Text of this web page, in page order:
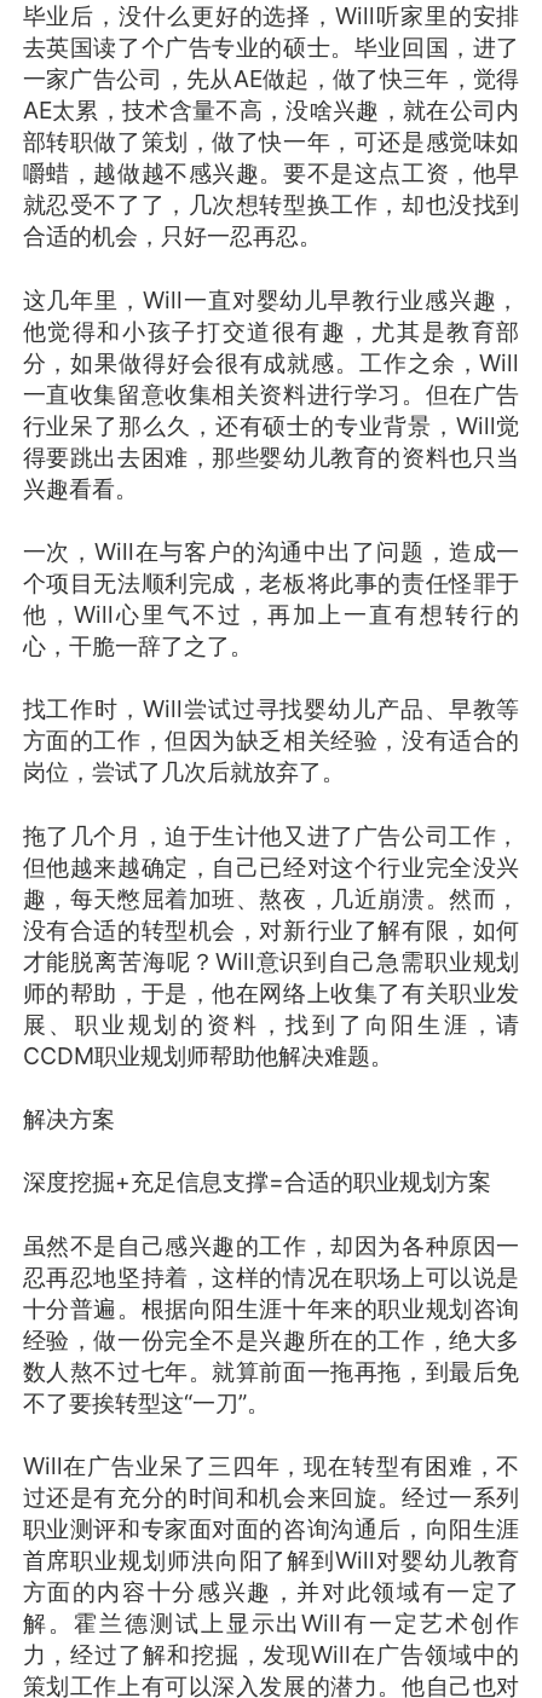
毕业后，没什么更好的选择，Will听家里的安排
去英国读了个广告专业的硕士。毕业回国，进了
一家广告公司，先从AE做起，做了快三年，觉得
AE太累，技术含量不高，没啥兴趣，就在公司内
部转职做了策划，做了快一年，可还是感觉味如
嚼蜡，越做越不感兴趣。要不是这点工资，他早
就忍受不了了，几次想转型换工作，却也没找到
合适的机会，只好一忍再忍。
这几年里，Will一直对婴幼儿早教行业感兴趣，
他觉得和小孩子打交道很有趣，尤其是教育部
分，如果做得好会很有成就感。工作之余，Will
一直收集留意收集相关资料进行学习。但在广告
行业呆了那么久，还有硕士的专业背景，Will觉
得要跳出去困难，那些婴幼儿教育的资料也只当
兴趣看看。
一次，Will在与客户的沟通中出了问题，造成一
个项目无法顺利完成，老板将此事的责任怪罪于
他，Will心里气不过，再加上一直有想转行的
心，干脆一辞了之了。
找工作时，Will尝试过寻找婴幼儿产品、早教等
方面的工作，但因为缺乏相关经验，没有适合的
岗位，尝试了几次后就放弃了。
拖了几个月，迫于生计他又进了广告公司工作，
但他越来越确定，自己已经对这个行业完全没兴
趣，每天憋屈着加班、熬夜，几近崩溃。然而，
没有合适的转型机会，对新行业了解有限，如何
才能脱离苦海呢？Will意识到自己急需职业规划
师的帮助，于是，他在网络上收集了有关职业发
展、职业规划的资料，找到了向阳生涯，请
CCDM职业规划师帮助他解决难题。
解决方案
深度挖掘+充足信息支撑=合适的职业规划方案
虽然不是自己感兴趣的工作，却因为各种原因一
忍再忍地坚持着，这样的情况在职场上可以说是
十分普遍。根据向阳生涯十年来的职业规划咨询
经验，做一份完全不是兴趣所在的工作，绝大多
数人熬不过七年。就算前面一拖再拖，到最后免
不了要挨转型这“一刀”。
Will在广告业呆了三四年，现在转型有困难，不
过还是有充分的时间和机会来回旋。经过一系列
职业测评和专家面对面的咨询沟通后，向阳生涯
首席职业规划师洪向阳了解到Will对婴幼儿教育
方面的内容十分感兴趣，并对此领域有一定了
解。霍兰德测试上显示出Will有一定艺术创作
力，经过了解和挖掘，发现Will在广告领域中的
策划工作上有可以深入发展的潜力。他自己也对